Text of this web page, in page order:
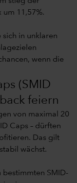
11,57%.
sich in unklaren
wenn die
(SMID
feiern
von maximal 20
Caps – dürften
Das gilt
wächst.
SMID-